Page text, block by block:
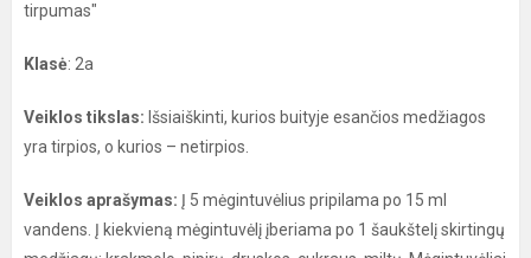
tirpumas"
Klasė: 2a
Veiklos tikslas: Išsiaiškinti, kurios buityje esančios medžiagos
yra tirpios, o kurios – netirpios.
Veiklos aprašymas: Į 5 mėgintuvėlius pripilama po 15 ml
vandens. Į kiekvieną mėgintuvėlį įberiama po 1 šaukštelį skirtingų